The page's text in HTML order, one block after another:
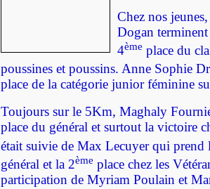
Chez nos
Dogan
4ème place du
poussines et poussins. Anne Sophie
place de la catégorie junior féminine
Toujours sur le 5Km, Maghaly
place du général et surtout la victoire
était suivie de Max Lecuyer qui prend
général et la 2ème place chez les
participation de Myriam Poulain et